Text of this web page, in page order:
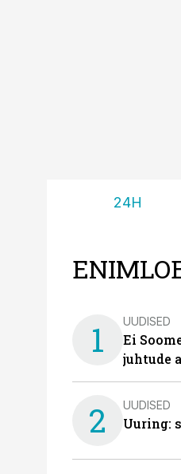
24H
1 UUDISED
Ei
juhtude
2 UUDISED
Uuring: